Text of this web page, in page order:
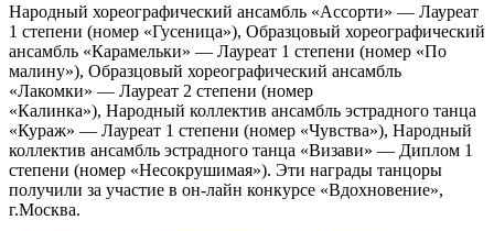
Народный хореографический ансамбль «Ассорти» — Лауреат
1 степени (номер «Гусеница»), Образцовый хореографический
ансамбль «Карамельки» — Лауреат 1 степени (номер «По
малину»), Образцовый хореографический ансамбль
«Лакомки» — Лауреат 2 степени (номер
«Калинка»), Народный коллектив ансамбль эстрадного танца
«Кураж» — Лауреат 1 степени (номер «Чувства»), Народный
коллектив ансамбль эстрадного танца «Визави» — Диплом 1
степени (номер «Несокрушимая»). Эти награды танцоры
получили за участие в он-лайн конкурсе «Вдохновение»,
г.Москва.